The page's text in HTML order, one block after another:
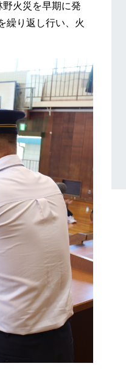
火災を早期に発
繰り返し行い、火